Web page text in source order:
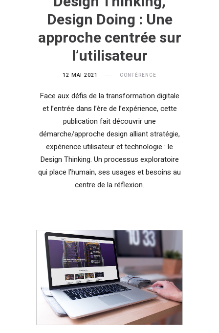
Design Doing : Une
approche centrée sur
l’utilisateur
12 MAI 2021 CONFÉRENCE
Face aux défis de la transformation digitale
et l’entrée dans l’ère de l’expérience, cette
publication fait découvrir une
démarche/approche design alliant stratégie,
expérience utilisateur et technologie : le
Design Thinking. Un processus exploratoire
qui place l’humain, ses usages et besoins au
centre de la réflexion.